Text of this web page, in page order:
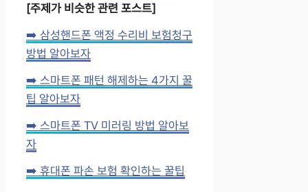
[주제가 비슷한 관련 포스트]
➡️ 삼성핸드폰 액정 수리비 보험청구
방법 알아보자
➡️ 스마트폰 패턴 해제하는 4가지 꿀
팁 알아보자
➡️ 스마트폰 TV 미러링 방법 알아보
자
➡️ 휴대폰 파손 보험 확인하는 꿀팁